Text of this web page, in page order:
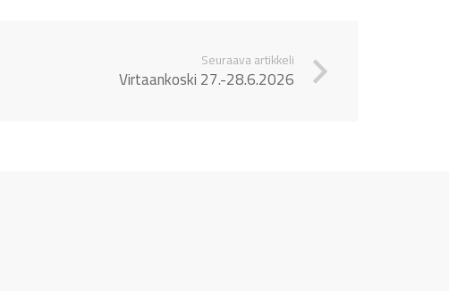
Seuraava artikkeli
Virtaankoski 27.-28.6.2026